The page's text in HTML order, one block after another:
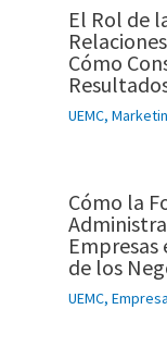
El Rol de
Cómo
UEMC,
Cómo la
Empresas
de los
UEMC, Empresa